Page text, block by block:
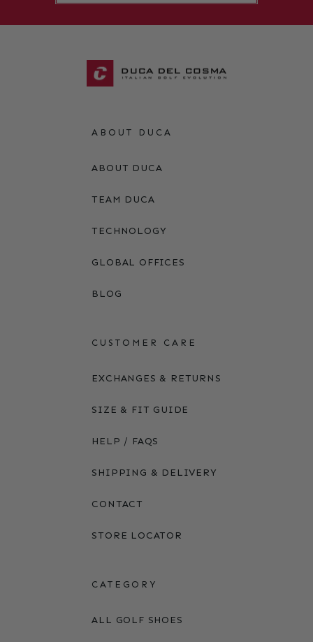
ABOUT DUCA
ABOUT DUCA
TEAM DUCA
TECHNOLOGY
GLOBAL OFFICES
BLOG
CUSTOMER CARE
EXCHANGES & RETURNS
SIZE & FIT GUIDE
HELP / FAQS
SHIPPING & DELIVERY
CONTACT
STORE LOCATOR
CATEGORY
ALL GOLF SHOES